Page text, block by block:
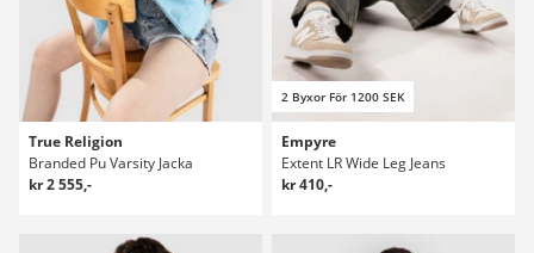
True Religion
Branded Pu Varsity Jacka
kr 2 555,-
2 Byxor För 1200 SEK
Empyre
Extent LR Wide Leg Jeans
kr 410,-